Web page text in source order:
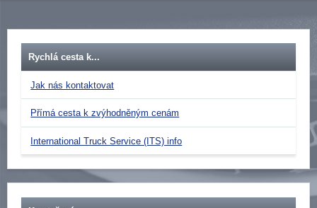
Rychlá cesta k...
Jak nás kontaktovat
Přímá cesta k zvýhodněným cenám
International Truck Service (ITS) info